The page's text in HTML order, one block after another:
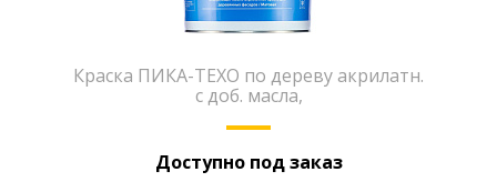
Краска ПИКА-ТЕХО по дереву акрилатн.
с доб. масла,
Доступно под заказ